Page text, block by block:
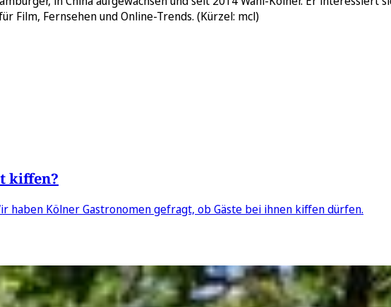
Film, Fernsehen und Online-Trends. (Kürzel: mcl)
kiffen?
haben Kölner Gastronomen gefragt, ob Gäste bei ihnen kiffen dürfen.